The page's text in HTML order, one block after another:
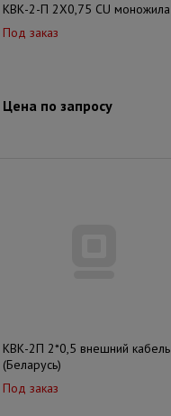
КВК-2-П 2Х0,75 CU моножила
Под заказ
Цена по запросу
КВК-2П 2*0,5 внешний кабель
(Беларусь)
Под заказ